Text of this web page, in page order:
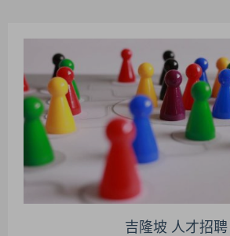
吉隆坡 人才招聘